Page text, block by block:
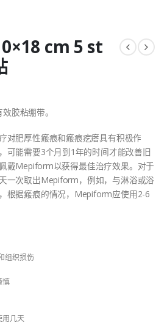
cm 5 st
胶粘绷带。
对肥厚性瘢痕和瘢痕疙瘩具有积极作
可能需要3个月到1年的时间才能改善旧
戴Mepiform以获得最佳治疗效果。对于
一次取出Mepiform，例如，与淋浴或浴
根据瘢痕的情况，Mepiform应使用2-6
组织损伤
慎
几天